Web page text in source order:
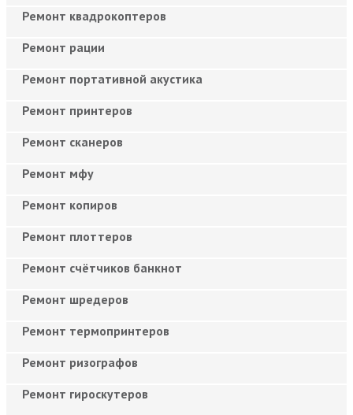
Ремонт квадрокоптеров
Ремонт рации
Ремонт портативной акустика
Ремонт принтеров
Ремонт сканеров
Ремонт мфу
Ремонт копиров
Ремонт плоттеров
Ремонт счётчиков банкнот
Ремонт шредеров
Ремонт термопринтеров
Ремонт ризографов
Ремонт гироскутеров